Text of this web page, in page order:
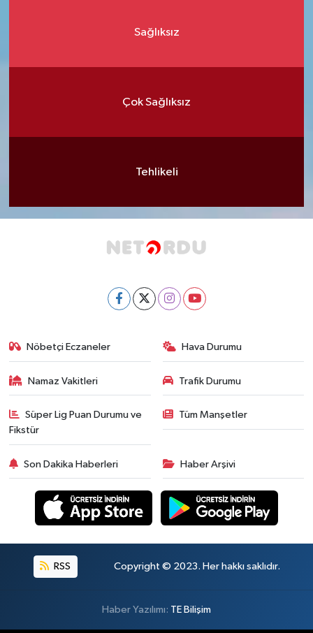
Sağlıksız
Çok Sağlıksız
Tehlikeli
Nöbetçi Eczaneler Hava Durumu
Namaz Vakitleri Trafik Durumu
Süper Lig Puan Durumu ve
Fikstür
Tüm Manşetler
Son Dakika Haberleri Haber Arşivi
RSS Copyright © 2023. Her hakkı saklıdır.
Haber Yazılımı: TE Bilişim